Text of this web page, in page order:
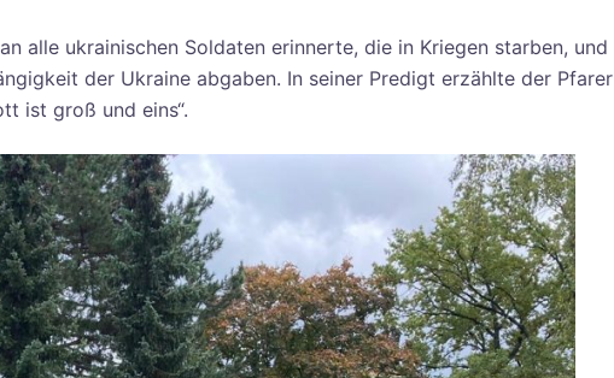
alle ukrainischen Soldaten erinnerte, die in Kriegen starben, und
der Ukraine abgaben. In seiner Predigt erzählte der Pfarer
ist groß und eins“.